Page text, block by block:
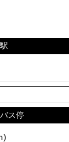
ス停
)